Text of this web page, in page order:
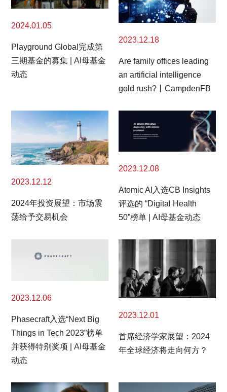
2024.01.05
Playground Global完成第
三期基金的募集 | AI母基金
动态
2023.12.18
Are family offices leading
an artificial intelligence
gold rush?丨CampdenFB
2023.12.12
2024年投资展望：市场震
荡给予交易机会
2023.12.08
Atomic AI入选CB Insights
评选的 “Digital Health
50”榜单 | AI母基金动态
2023.12.06
Phasecraft入选“Next Big
Things in Tech 2023”榜单
并获得特别奖项 | AI母基金
动态
2023.12.01
首席经济学家展望：2024
年全球经济将走向何方？